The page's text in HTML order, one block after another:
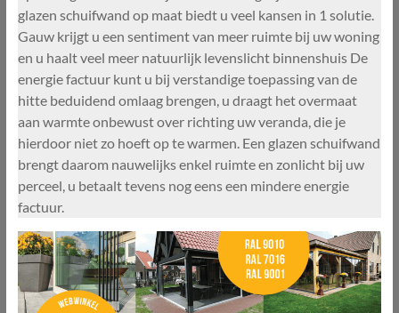
glazen schuifwand op maat biedt u veel kansen in 1 solutie.
Gauw krijgt u een sentiment van meer ruimte bij uw woning
en u haalt veel meer natuurlijk levenslicht binnenshuis De
energie factuur kunt u bij verstandige toepassing van de
hitte beduidend omlaag brengen, u draagt het overmaat
aan warmte onbewust over richting uw veranda, die je
hierdoor niet zo hoeft op te warmen. Een glazen schuifwand
brengt daarom nauwelijks enkel ruimte en zonlicht bij uw
perceel, u betaalt tevens nog eens een mindere energie
factuur.